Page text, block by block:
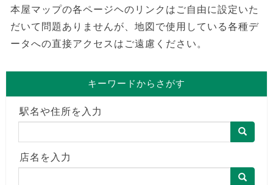
本屋マップの各ページヘのリンクはご自由に設定いた
だいて問題ありませんが、地図で使用している各種デ
ータへの直接アクセスはご遠慮ください。
キーワードからさがす
駅名や住所を入力
店名を入力